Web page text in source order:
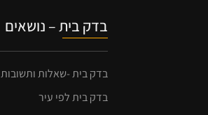
בדק בית – נושאים
בדק בית -שאלות ותשובות
בדק בית לפי עיר